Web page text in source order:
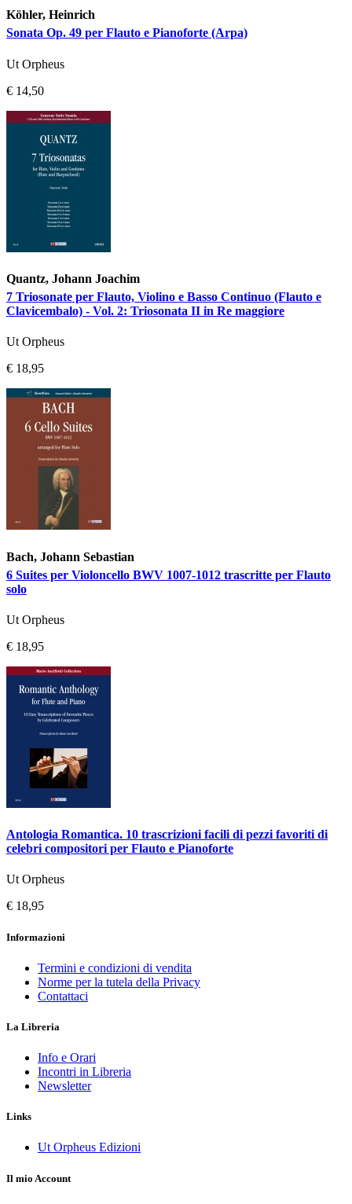
Köhler, Heinrich
Sonata Op. 49 per Flauto e Pianoforte (Arpa)
Ut Orpheus
€ 14,50
Quantz, Johann Joachim
7 Triosonate per Flauto, Violino e Basso Continuo (Flauto e
Clavicembalo) - Vol. 2: Triosonata II in Re maggiore
Ut Orpheus
€ 18,95
Bach, Johann Sebastian
6 Suites per Violoncello BWV 1007-1012 trascritte per Flauto
solo
Ut Orpheus
€ 18,95
Antologia Romantica. 10 trascrizioni facili di pezzi favoriti di
celebri compositori per Flauto e Pianoforte
Ut Orpheus
€ 18,95
Informazioni
Termini e condizioni di vendita
Norme per la tutela della Privacy
Contattaci
La Libreria
Info e Orari
Incontri in Libreria
Newsletter
Links
Ut Orpheus Edizioni
Il mio Account